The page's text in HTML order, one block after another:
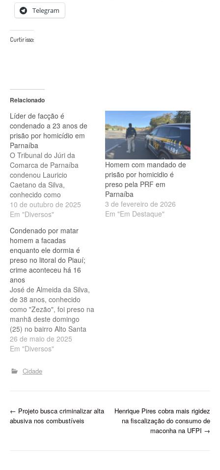
Telegram
Curtir isso:
Relacionado
Líder de facção é
condenado a 23 anos de
prisão por homicídio em
Parnaíba
O Tribunal do Júri da
Comarca de Parnaíba
condenou Lauricio
Caetano da Silva,
conhecido como
“Maurício”, a 23 anos e 3
meses de prisão em
considerado culpado por
mandar matar um
integrante da própria
facção criminosa que
atuava em Luís Correia, no
litoral do Piauí. Líder…
10 de outubro de 2025
Em "Diversos"
Homem com mandado de
prisão por homicidio é
preso pela PRF em
Parnaíba
3 de fevereiro de 2026
Em "Em Destaque"
Condenado por matar
homem a facadas
enquanto ele dormia é
preso no litoral do Piauí;
crime aconteceu há 16
anos
José de Almeida da Silva,
de 38 anos, conhecido
como "Zezão", foi preso na
manhã deste domingo
(25) no bairro Alto Santa
Maria, em Parnaíba, no
litoral do Piauí, em
mandado de prisão. Ele foi
condenado a 22 anos de
Marcos Roberto…
26 de maio de 2025
Em "Diversos"
Cidade
P
← Projeto busca criminalizar alta
abusiva nos combustíveis
Henrique Pires cobra mais rigidez
na fiscalização do consumo de
maconha na UFPI →